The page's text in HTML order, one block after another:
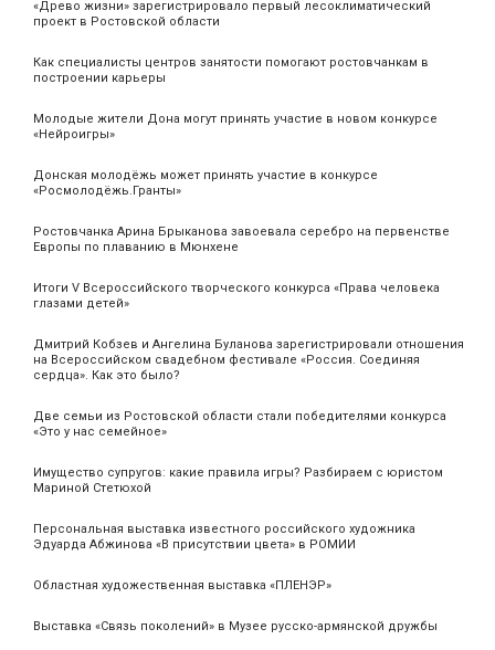
«Древо жизни» зарегистрировало первый лесоклиматический
проект в Ростовской области
Как специалисты центров занятости помогают ростовчанкам в
построении карьеры
Молодые жители Дона могут принять участие в новом конкурсе
«Нейроигры»
Донская молодёжь может принять участие в конкурсе
«Росмолодёжь.Гранты»
Ростовчанка Арина Брыканова завоевала серебро на первенстве
Европы по плаванию в Мюнхене
Итоги V Всероссийского творческого конкурса «Права человека
глазами детей»
Дмитрий Кобзев и Ангелина Буланова зарегистрировали отношения
на Всероссийском свадебном фестивале «Россия. Соединяя
сердца». Как это было?
Две семьи из Ростовской области стали победителями конкурса
«Это у нас семейное»
Имущество супругов: какие правила игры? Разбираем с юристом
Мариной Стетюхой
Персональная выставка известного российского художника
Эдуарда Абжинова «В присутствии цвета» в РОМИИ
Областная художественная выставка «ПЛЕНЭР»
Выставка «Связь поколений» в Музее русско-армянской дружбы